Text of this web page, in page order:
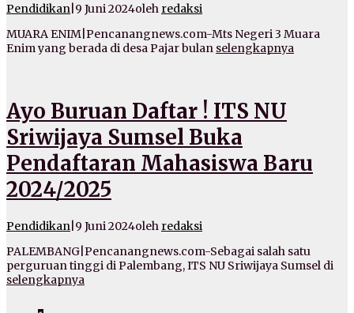
Pendidikan 9 Juni 2024oleh redaksi
MUARA ENIM|Pencanangnews.com-Mts Negeri 3 Muara
Enim yang berada di desa Pajar bulan selengkapnya
Ayo Buruan Daftar ! ITS NU
Sriwijaya Sumsel Buka
Pendaftaran Mahasiswa Baru
2024/2025
Pendidikan 9 Juni 2024oleh redaksi
PALEMBANG|Pencanangnews.com-Sebagai salah satu
perguruan tinggi di Palembang, ITS NU Sriwijaya Sumsel di
selengkapnya